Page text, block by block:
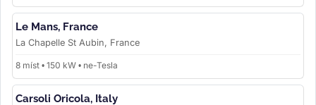
Le Mans, France
La Chapelle St Aubin, France
8 míst • 150 kW • ne-Tesla
Carsoli Oricola, Italy